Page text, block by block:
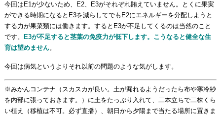
今回はE1が少ないため、E2、E3がそれぞれ賄えていません。とくに果実
ができる時期になるとE3を減らしてでもE2にエネルギーを分配しようと
する力が果菜類には働きます。するとE3が不足してくるのは当然のこと
です。
E3が不足すると茎葉の免疫力が低下します。こうなると健全な生
育は望めません。
今回は病気というよりそれ以前の問題のような気がします。
※みかんコンテナ（スカスカが良い。土が漏れるようだったら布や寒冷紗
を内部に張っておきます。）に土をたっぷり入れて、二本立ちで二株くら
い植え（移植は不可。必ず直播）、朝日から夕陽まで当たる場所に置きま